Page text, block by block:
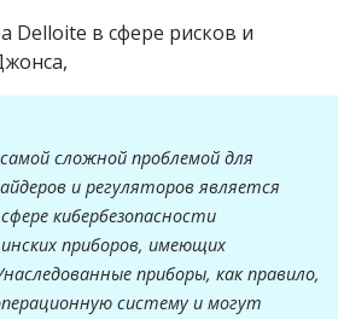
Delloite в сфере рисков и
сложной проблемой для
и регуляторов является
кибербезопасности
приборов, имеющих
приборы, как правило,
систему и могут